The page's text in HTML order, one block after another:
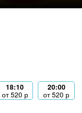
18:10
от520 р
20:00
от520 р